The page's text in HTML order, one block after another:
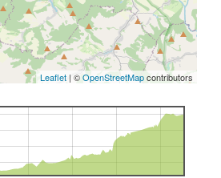
Leaflet | ©OpenStreetMapcontributors